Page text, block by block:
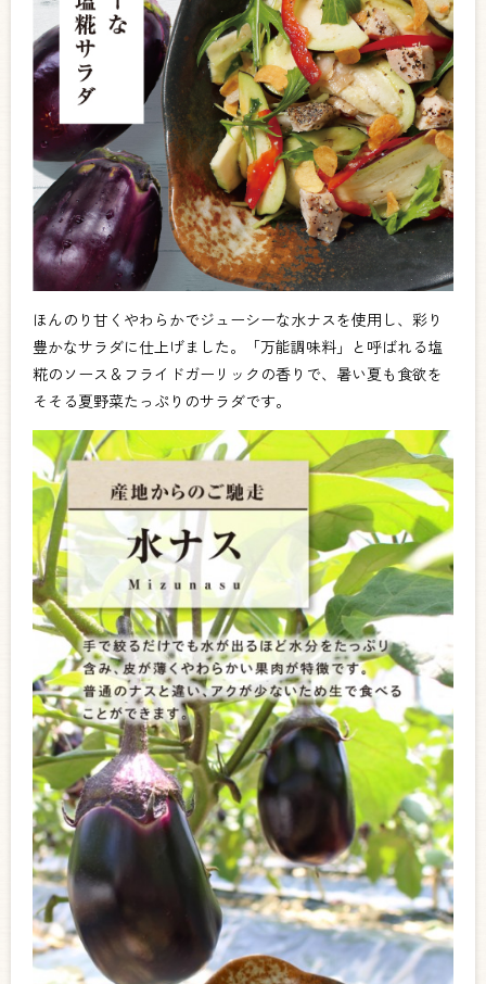
ほんのり甘くやわらかでジューシーな水ナスを使用し、彩り
豊かなサラダに仕上げました。「万能調味料」と呼ばれる塩
糀のソース＆フライドガーリックの香りで、暑い夏も食欲を
そそる夏野菜たっぷりのサラダです。